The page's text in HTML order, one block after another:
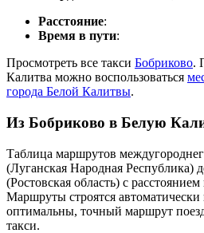
Расстояние:
Время в пути:
Просмотреть все такси Бобриково.
Калитва можно воспользоваться
города Белой Калитвы.
Из Бобриково в Белую
Таблица маршрутов
(Луганская Народная Республика)
(Ростовская область) с
Маршруты строятся автоматически
оптимальны, точный маршрут
такси.